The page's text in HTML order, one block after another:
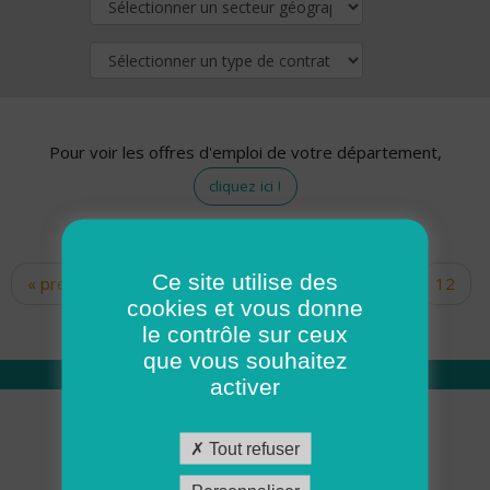
Pour voir les offres d'emploi de votre département,
cliquez ici !
Pages
« premier ‹ précédent … 10
12
14 15 16 17
Qui sommes nous
Académie ADMR
Ce site utilise des
cookies et vous donne
le contrôle sur ceux
que vous souhaitez
activer
Tout refuser